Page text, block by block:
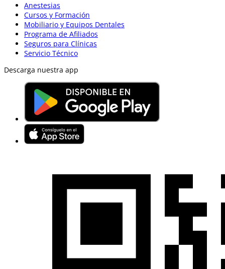
Anestesias
Cursos y Formación
Mobiliario y Equipos Dentales
Programa de Afiliados
Seguros para Clínicas
Servicio Técnico
Descarga nuestra app